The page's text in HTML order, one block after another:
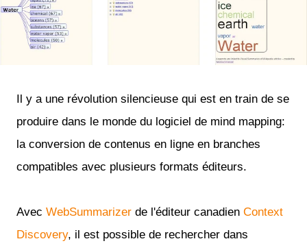
Il y a une révolution silencieuse qui est en train de se
produire dans le monde du logiciel de mind mapping:
la conversion de contenus en ligne en branches
compatibles avec plusieurs formats éditeurs.
Avec WebSummarizer de l'éditeur canadien Context
Discovery, il est possible de rechercher dans